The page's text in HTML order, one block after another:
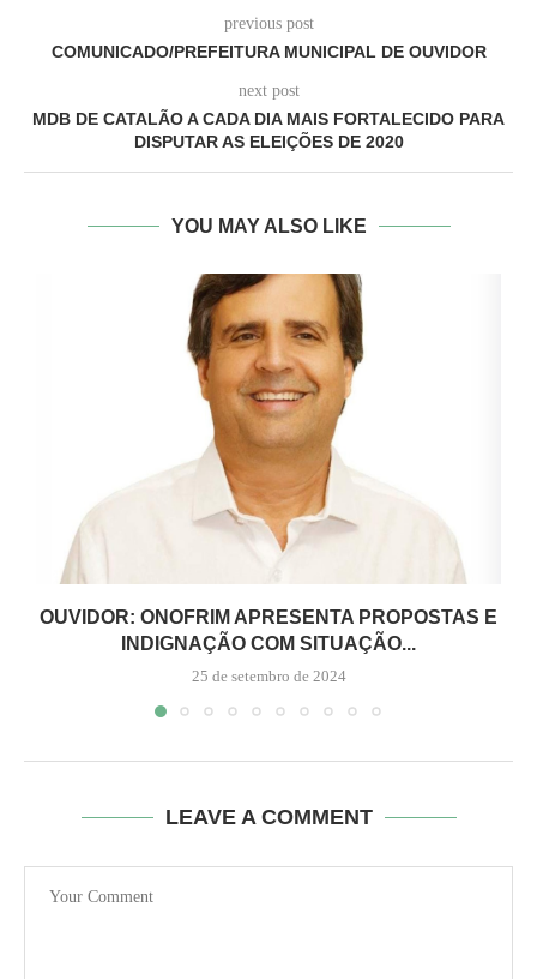
previous post
COMUNICADO/PREFEITURA MUNICIPAL DE OUVIDOR
next post
MDB DE CATALÃO A CADA DIA MAIS FORTALECIDO PARA
DISPUTAR AS ELEIÇÕES DE 2020
YOU MAY ALSO LIKE
OUVIDOR: ONOFRIM APRESENTA PROPOSTAS E
INDIGNAÇÃO COM SITUAÇÃO...
25 de setembro de 2024
LEAVE A COMMENT